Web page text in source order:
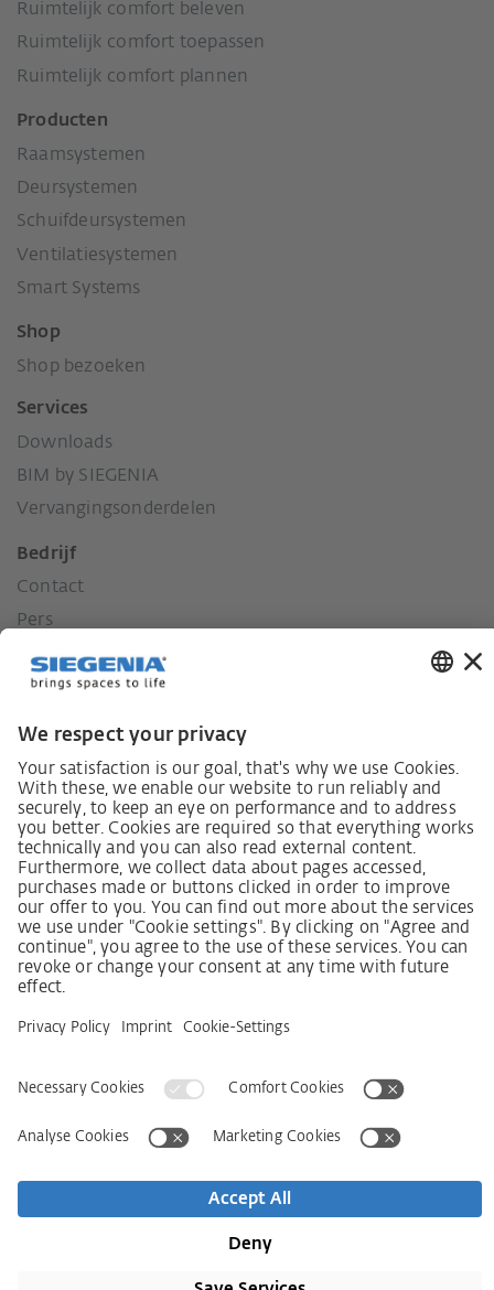
Ruimtelijk comfort beleven
Ruimtelijk comfort toepassen
Ruimtelijk comfort plannen
Producten
Raamsystemen
Deursystemen
Schuifdeursystemen
Ventilatiesystemen
Smart Systems
Shop
Shop bezoeken
Services
Downloads
BIM by SIEGENIA
Vervangingsonderdelen
Bedrijf
Contact
Pers
Geschiedenis
Onze waarden
Wet inzake zorgvuldigheid in de toeleveringsketen
Leverancierscode
Wet inzake zorgvuldigheid in de toeleveringsketen
Beginselverklaring voor de mensenrechtstrategie
Toegankelijkheidsverklaring